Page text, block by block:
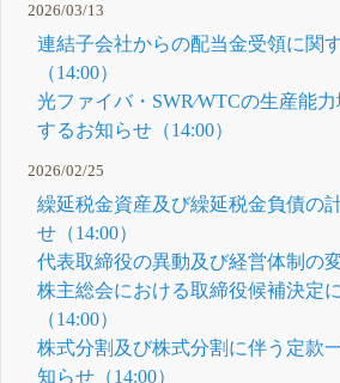
2026/03/13
連結子会社からの配当金受領に関
（14:00）
光ファイバ・SWR⁄WTCの生産能
するお知らせ（14:00）
2026/02/25
繰延税金資産及び繰延税金負債の
せ（14:00）
代表取締役の異動及び経営体制の
株主総会における取締役候補決定
（14:00）
株式分割及び株式分割に伴う定款
知らせ（14:00）